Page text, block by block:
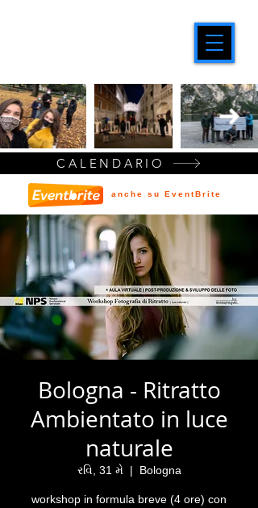
Bologna - Ritratto
Ambientato in luce
naturale
રવિ, 31 મે
  |
Bologna
workshop in formula breve (4 ore) con
CALENDARIO
anche su EventBrite